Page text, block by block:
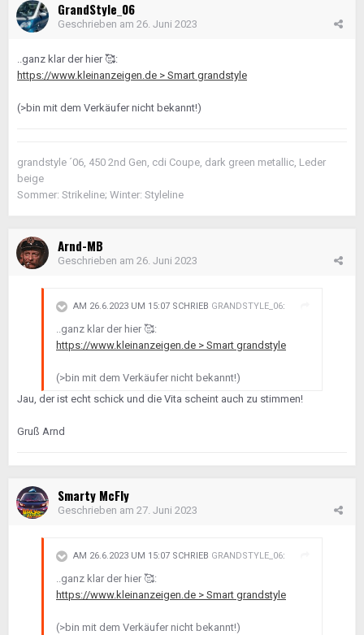
GrandStyle_06
Geschrieben am 26. Juni 2023
..ganz klar der hier🥰:
https://www.kleinanzeigen.de > Smart grandstyle
(>bin mit dem Verkäufer nicht bekannt!)
grandstyle ´06, 450 2nd Gen, cdi Coupe, dark green metallic, Leder
beige
Sommer: Strikeline; Winter: Styleline
Arnd-MB
Geschrieben am 26. Juni 2023
AM 26.6.2023 UM 15:07 SCHRIEB GRANDSTYLE_06:
..ganz klar der hier 🥰:
https://www.kleinanzeigen.de > Smart grandstyle
(>bin mit dem Verkäufer nicht bekannt!)
Jau, der ist echt schick und die Vita scheint auch zu stimmen!
Gruß Arnd
Smarty McFly
Geschrieben am 27. Juni 2023
AM 26.6.2023 UM 15:07 SCHRIEB GRANDSTYLE_06:
..ganz klar der hier 🥰:
https://www.kleinanzeigen.de > Smart grandstyle
(>bin mit dem Verkäufer nicht bekannt!)